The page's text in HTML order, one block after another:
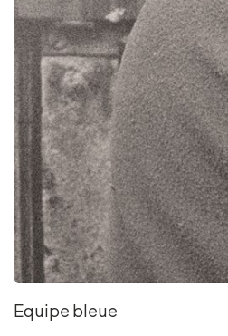
Equipe bleue